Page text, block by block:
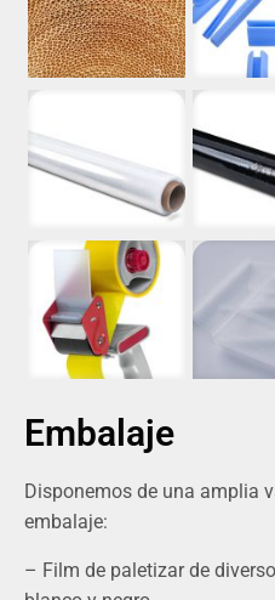
Embalaje
Disponemos de una amplia
embalaje:
– Film de paletizar de